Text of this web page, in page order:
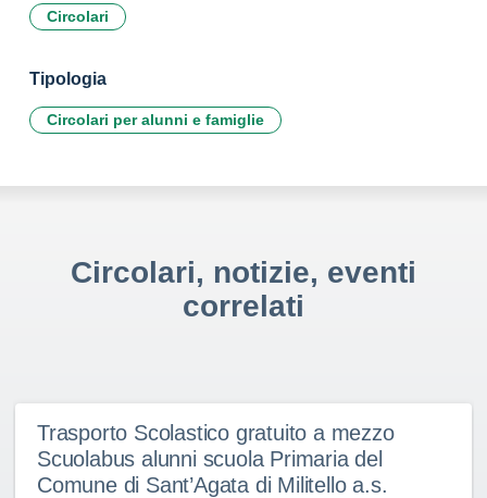
Circolari
Tipologia
Circolari per alunni e famiglie
Circolari, notizie, eventi
correlati
Trasporto Scolastico gratuito a mezzo
Scuolabus alunni scuola Primaria del
Comune di Sant’Agata di Militello a.s.